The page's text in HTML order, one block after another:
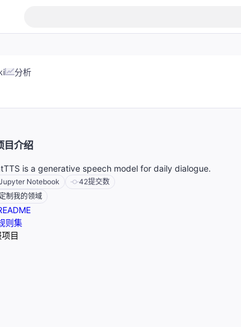
分析
目介绍
is a generative speech model for daily dialogue.
Notebook 42提交数
定制我的领域
则集
目